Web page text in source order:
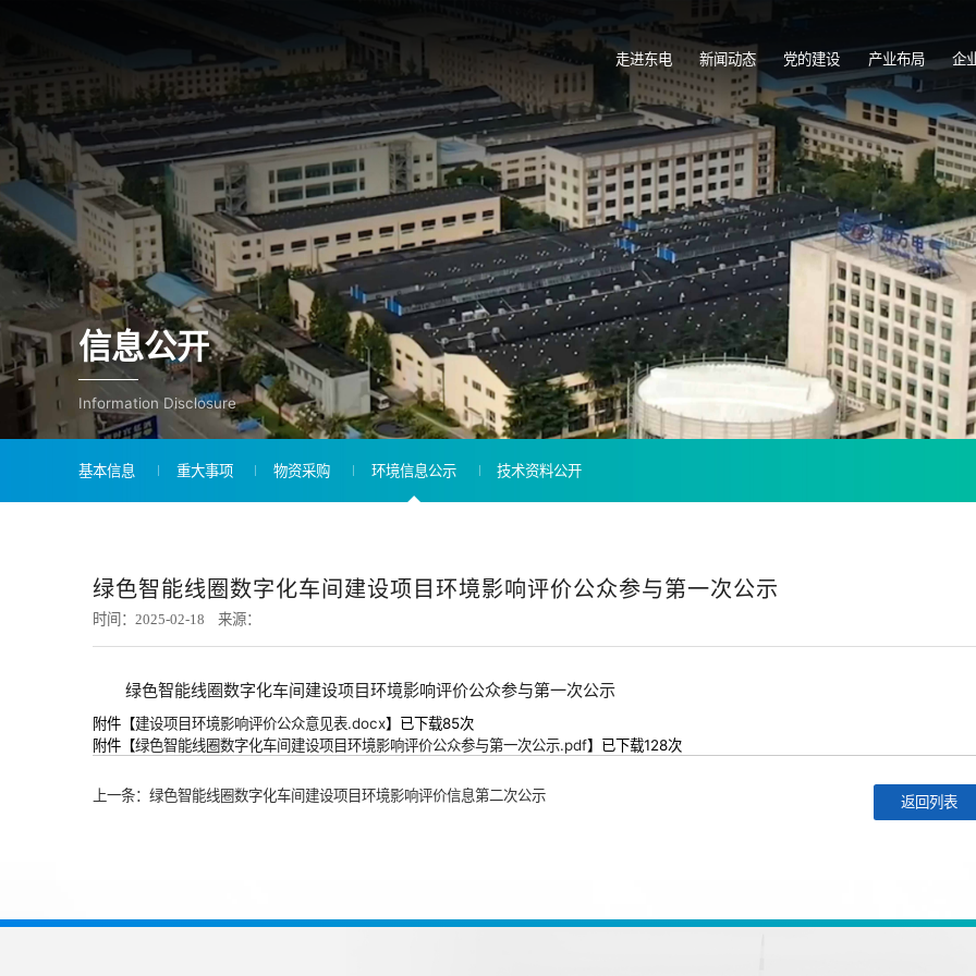
走进东电 新闻动态 党的建设 产业布局 企
信息公开
Information Disclosure
基本信息 重大事项 物资采购 环境信息公示 技术资料公开
绿色智能线圈数字化车间建设项目环境影响评价公众参与第一次公示
时间：2025-02-18 来源：
绿色智能线圈数字化车间建设项目环境影响评价公众参与第一次公示
附件【建设项目环境影响评价公众意见表.docx】已下载85次
附件【绿色智能线圈数字化车间建设项目环境影响评价公众参与第一次公示.pdf】已下载128次
上一条： 绿色智能线圈数字化车间建设项目环境影响评价信息第二次公示 返回列表